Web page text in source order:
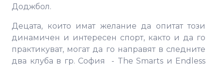
Доджбол.
Децата, които имат желание да опитат този
динамичен и интересен спорт, както и да го
практикуват, могат да го направят в следните
два клуба в гр. София - The Smarts и Endless